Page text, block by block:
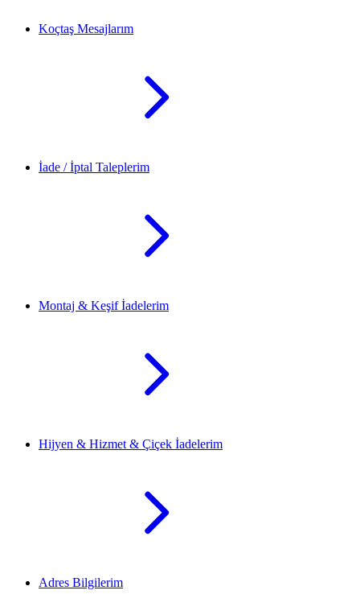
Koçtaş Mesajlarım
İade / İptal Taleplerim
Montaj & Keşif İadelerim
Hijyen & Hizmet & Çiçek İadelerim
Adres Bilgilerim